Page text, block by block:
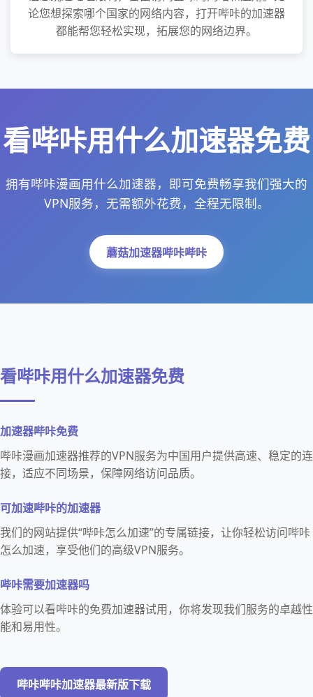
论您想探索哪个国家的网络内容，打开哔咔的加速器
都能帮您轻松实现，拓展您的网络边界。
看哔咔用什么加速器免费
拥有哔咔漫画用什么加速器，即可免费畅享我们强大的
VPN服务，无需额外花费，全程无限制。
蘑菇加速器哔咔哔咔
看哔咔用什么加速器免费
加速器哔咔免费
哔咔漫画加速器推荐的VPN服务为中国用户提供高速、稳定的连
接，适应不同场景，保障网络访问品质。
可加速哔咔的加速器
我们的网站提供“哔咔怎么加速”的专属链接，让你轻松访问哔咔
怎么加速，享受他们的高级VPN服务。
哔咔需要加速器吗
体验可以看哔咔的免费加速器试用，你将发现我们服务的卓越性
能和易用性。
哔咔哔咔加速器最新版下载